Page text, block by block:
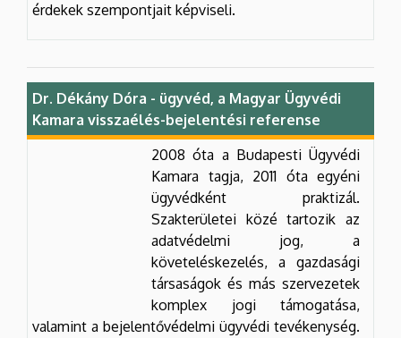
érdekek szempontjait képviseli.
Dr. Dékány Dóra - ügyvéd, a Magyar Ügyvédi
Kamara visszaélés-bejelentési referense
2008 óta a Budapesti Ügyvédi
Kamara tagja, 2011 óta egyéni
ügyvédként praktizál.
Szakterületei közé tartozik az
adatvédelmi jog, a
követeléskezelés, a gazdasági
társaságok és más szervezetek
komplex jogi támogatása,
valamint a bejelentővédelmi ügyvédi tevékenység.